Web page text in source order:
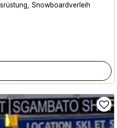
Snowboardverleih